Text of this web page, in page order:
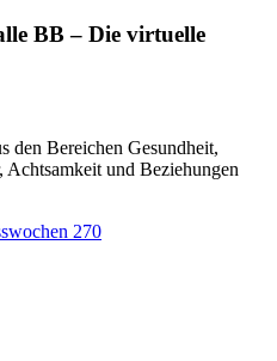
BB – Die virtuelle
den Bereichen Gesundheit,
Achtsamkeit und Beziehungen